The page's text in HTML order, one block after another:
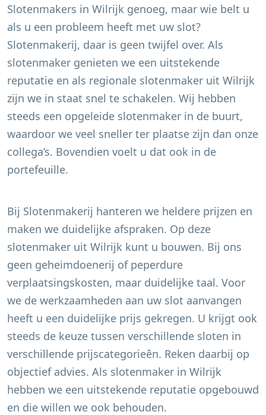
Slotenmakers in Wilrijk genoeg, maar wie belt u
als u een probleem heeft met uw slot?
Slotenmakerij, daar is geen twijfel over. Als
slotenmaker genieten we een uitstekende
reputatie en als regionale slotenmaker uit Wilrijk
zijn we in staat snel te schakelen. Wij hebben
steeds een opgeleide slotenmaker in de buurt,
waardoor we veel sneller ter plaatse zijn dan onze
collega’s. Bovendien voelt u dat ook in de
portefeuille.
Bij Slotenmakerij hanteren we heldere prijzen en
maken we duidelijke afspraken. Op deze
slotenmaker uit Wilrijk kunt u bouwen. Bij ons
geen geheimdoenerij of peperdure
verplaatsingskosten, maar duidelijke taal. Voor
we de werkzaamheden aan uw slot aanvangen
heeft u een duidelijke prijs gekregen. U krijgt ook
steeds de keuze tussen verschillende sloten in
verschillende prijscategorieên. Reken daarbij op
objectief advies. Als slotenmaker in Wilrijk
hebben we een uitstekende reputatie opgebouwd
en die willen we ook behouden.